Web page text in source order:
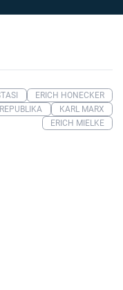
ERICH HONECKER
KARL MARX
ERICH MIELKE